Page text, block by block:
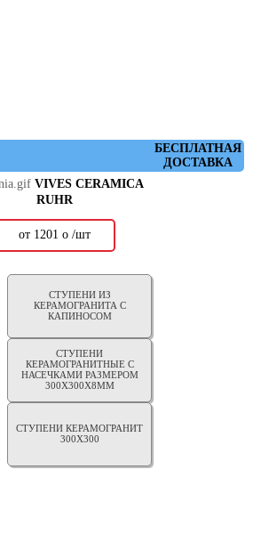
БЕСПЛАТНАЯ
ДОСТАВКА
VIVES CERAMICA
RUHR
от 1201 о/шт
СТУПЕНИ ИЗ
КЕРАМОГРАНИТА С
КАПИНОСОМ
СТУПЕНИ
КЕРАМОГРАНИТНЫЕ С
НАСЕЧКАМИ РАЗМЕРОМ
300Х300Х8ММ
СТУПЕНИ КЕРАМОГРАНИТ
300Х300